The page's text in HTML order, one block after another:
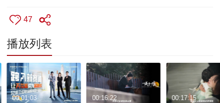
47
播放列表
00:01:03 00:16:22 00:17:15